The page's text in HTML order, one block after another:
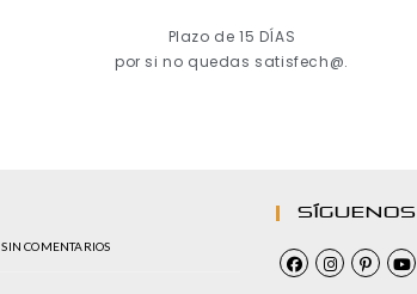
Plazo de 15 DÍAS
por si no quedas satisfech@.
SIN COMENTARIOS
Síguenos